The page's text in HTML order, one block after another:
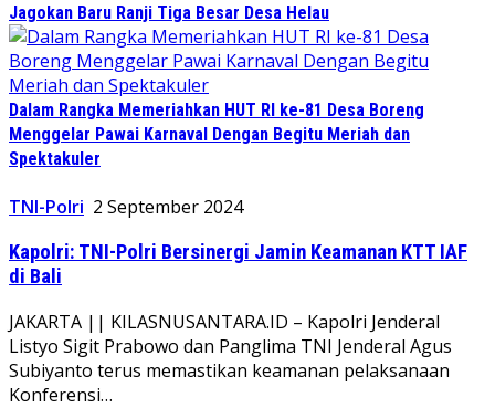
Jagokan Baru Ranji Tiga Besar Desa Helau
Dalam Rangka Memeriahkan HUT RI ke-81 Desa Boreng
Menggelar Pawai Karnaval Dengan Begitu Meriah dan
Spektakuler
TNI-Polri 2 September 2024
Kapolri: TNI-Polri Bersinergi Jamin Keamanan KTT IAF
di Bali
JAKARTA || KILASNUSANTARA.ID – Kapolri Jenderal
Listyo Sigit Prabowo dan Panglima TNI Jenderal Agus
Subiyanto terus memastikan keamanan pelaksanaan
Konferensi…